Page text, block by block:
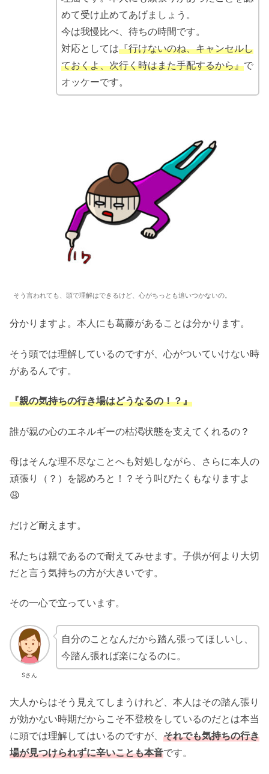
めて受け止めてあげましょう。
今は我慢比べ、待ちの時間です。
対応としては『行けないのね、キャンセルし
ておくよ、次行く時はまた手配するから』で
オッケーです。
そう言われても、頭で理解はできるけど、心がちっとも追いつかないの。
分かりますよ。本人にも葛藤があることは分かります。
そう頭では理解しているのですが、心がついていけない時
があるんです。
『親の気持ちの行き場はどうなるの！？』
誰が親の心のエネルギーの枯渇状態を支えてくれるの？
母はそんな理不尽なことへも対処しながら、さらに本人の
頑張り（？）を認めろと！？そう叫びたくもなりますよ
😩
だけど耐えます。
私たちは親であるので耐えてみせます。子供が何より大切
だと言う気持ちの方が大きいです。
その一心で立っています。
Sさん
自分のことなんだから踏ん張ってほしいし、
今踏ん張れば楽になるのに。
大人からはそう見えてしまうけれど、本人はその踏ん張り
が効かない時期だからこそ不登校をしているのだとは本当
に頭では理解してはいるのですが、 それでも気持ちの行き
場が見つけられずに辛いことも本音です。